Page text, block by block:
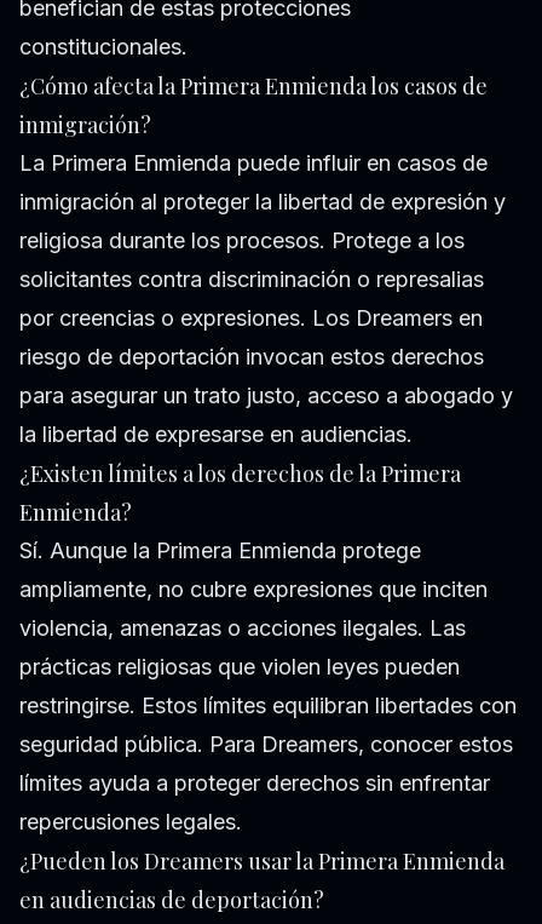
benefician de estas protecciones
constitucionales.
¿Cómo afecta la Primera Enmienda los casos de
inmigración?
La Primera Enmienda puede influir en casos de
inmigración al proteger la libertad de expresión y
religiosa durante los procesos. Protege a los
solicitantes contra discriminación o represalias
por creencias o expresiones. Los Dreamers en
riesgo de deportación invocan estos derechos
para asegurar un trato justo, acceso a abogado y
la libertad de expresarse en audiencias.
¿Existen límites a los derechos de la Primera
Enmienda?
Sí. Aunque la Primera Enmienda protege
ampliamente, no cubre expresiones que inciten
violencia, amenazas o acciones ilegales. Las
prácticas religiosas que violen leyes pueden
restringirse. Estos límites equilibran libertades con
seguridad pública. Para Dreamers, conocer estos
límites ayuda a proteger derechos sin enfrentar
repercusiones legales.
¿Pueden los Dreamers usar la Primera Enmienda
en audiencias de deportación?